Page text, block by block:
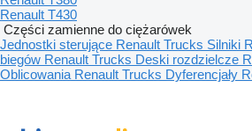
Renault T430
Części zamienne do ciężarówek
Jednostki sterujące Renault Trucks Silniki
biegów Renault Trucks Deski rozdzielcze
Oblicowania Renault Trucks Dyferencjały